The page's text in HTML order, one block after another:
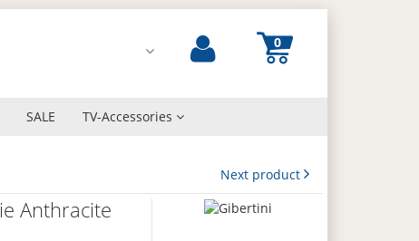
SALE TV-Accessories
Next product
Anthracite